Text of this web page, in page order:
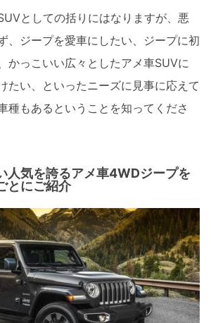
としての括りにはなりますが、悪
、ジープを愛車にしたい、ジープに初
かっこいい広々としたアメ車SUVに
たい、といったニーズに見事に応えて
種もあるということを知ってくださ
人気を誇るアメ車4WDジープを
とにご紹介